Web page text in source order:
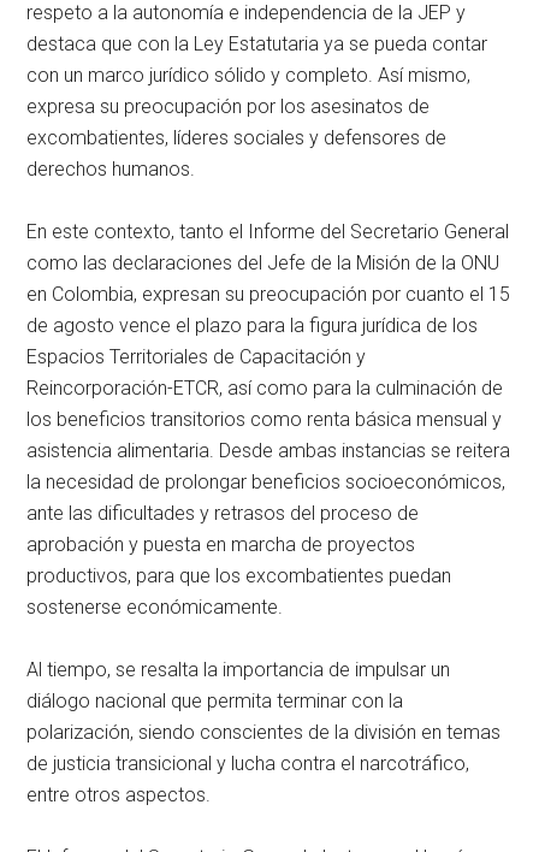
respeto a la autonomía e independencia de la JEP y
destaca que con la Ley Estatutaria ya se pueda contar
con un marco jurídico sólido y completo. Así mismo,
expresa su preocupación por los asesinatos de
excombatientes, líderes sociales y defensores de
derechos humanos.
En este contexto, tanto el Informe del Secretario General
como las declaraciones del Jefe de la Misión de la ONU
en Colombia, expresan su preocupación por cuanto el 15
de agosto vence el plazo para la figura jurídica de los
Espacios Territoriales de Capacitación y
Reincorporación-ETCR, así como para la culminación de
los beneficios transitorios como renta básica mensual y
asistencia alimentaria. Desde ambas instancias se reitera
la necesidad de prolongar beneficios socioeconómicos,
ante las dificultades y retrasos del proceso de
aprobación y puesta en marcha de proyectos
productivos, para que los excombatientes puedan
sostenerse económicamente.
Al tiempo, se resalta la importancia de impulsar un
diálogo nacional que permita terminar con la
polarización, siendo conscientes de la división en temas
de justicia transicional y lucha contra el narcotráfico,
entre otros aspectos.